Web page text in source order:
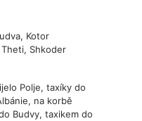
Kotor
Shkoder
Polje, taxíky do
na korbě
Budvy, taxikem do